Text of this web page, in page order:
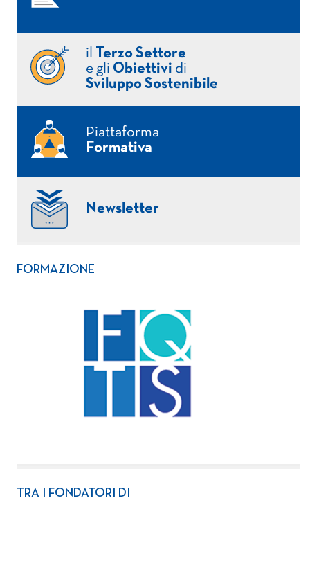
il
Terzo Settore
e gli Obiettivi di
Sviluppo Sostenibile
Piattaforma
Formativa
Newsletter
FORMAZIONE
TRA I FONDATORI DI